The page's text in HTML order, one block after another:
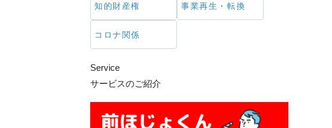
知的財産権 事業再生・転換
コロナ関係
Service
サービスのご紹介